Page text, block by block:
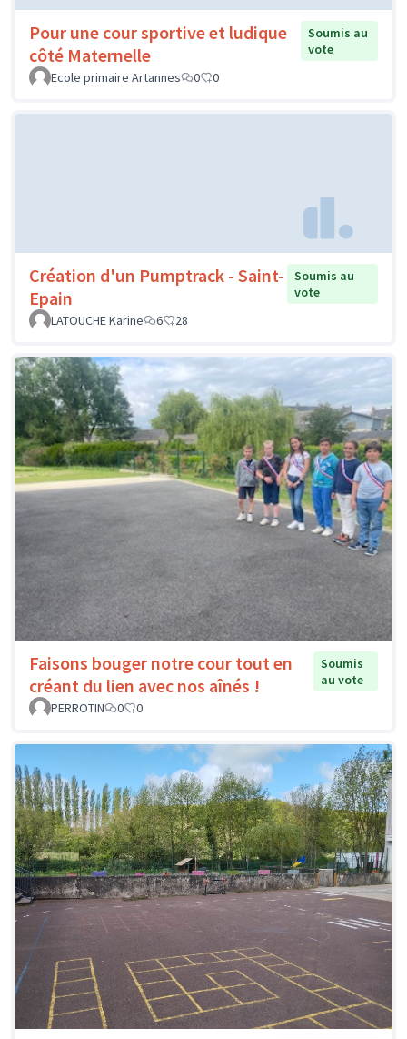
Pour une cour sportive et ludique
côté Maternelle
Soumis au
vote
Ecole primaire Artannes
0 0
Création d'un Pumptrack - Saint-
Epain
Soumis au
vote
LATOUCHE Karine
6 28
Faisons bouger notre cour tout en
créant du lien avec nos aînés !
Soumis
au vote
PERROTIN
0 0